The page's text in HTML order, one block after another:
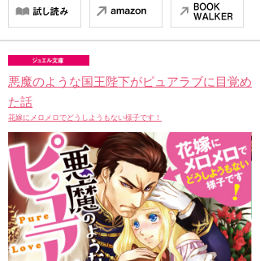
悪魔のような国王陛下がピュアラブに目覚め
た話
花嫁にメロメロでどうしようもない様子です！